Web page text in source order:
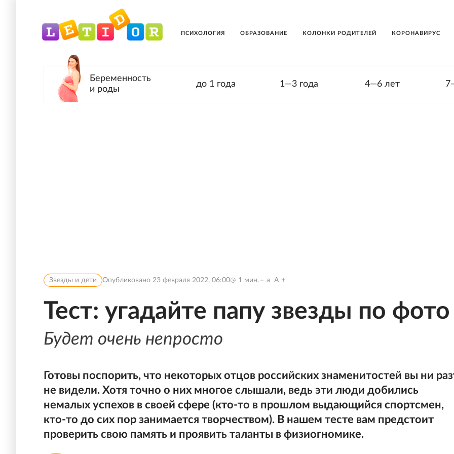
ПСИХОЛОГИЯ ОБРАЗОВАНИЕ КОЛОНКИ РОДИТЕЛЕЙ КОРОНАВИРУС
Беременность
и роды
до 1 года 1—3 года 4—6 лет
Звезды и дети Опубликовано 23 февраля 2022, 06:00 1 мин. a A
Тест: угадайте папу звезды по фото
Будет очень непросто
Готовы поспорить, что некоторых отцов российских знаменитостей вы ни
не видели. Хотя точно о них многое слышали, ведь эти люди добились
немалых успехов в своей сфере (кто-то в прошлом выдающийся спортсмен,
кто-то до сих пор занимается творчеством). В нашем тесте вам предстоит
проверить свою память и проявить таланты в физиогномике.